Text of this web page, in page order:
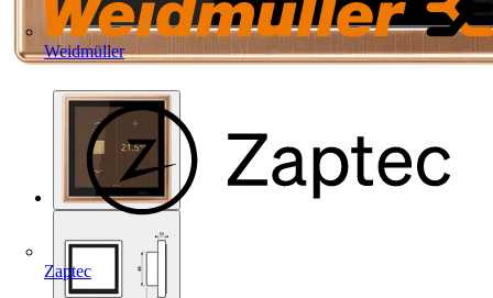
Weidmüller
Zaptec